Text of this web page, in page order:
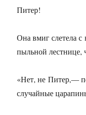
Питер!
Она вмиг слетела с
пыльной лестнице,
«Нет, не Питер,—
случайные